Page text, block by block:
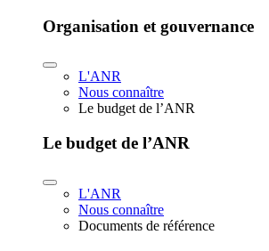
Organisation et gouvernance
L'ANR
Nous connaître
Le budget de l’ANR
Le budget de l’ANR
L'ANR
Nous connaître
Documents de référence